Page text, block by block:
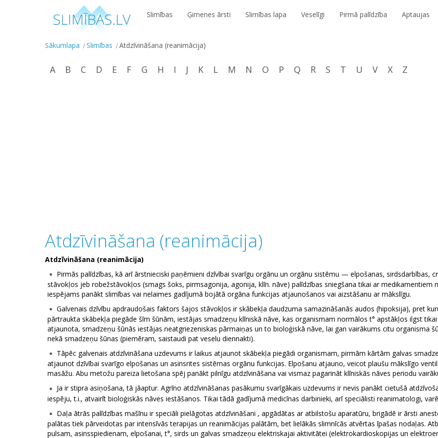
Slimības Ģimenes ārsti Slimības lapa Veselīgi Pirmā palīdzība Aptaujas
Sākumlapa Slimības Atdzīvināšana (reanimācija)
A B C D E F G H I J K L M N O P Q R S T U V X Z
Atdzīvināšana (reanimācija)
Atdzīvināšana (reanimācija)
Pirmās palīdzības, kā arī ārstnieciski paņēmieni dzīvībai svarīgu orgānu un orgānu sistēmu — elpošanas, sirdsdarbības,
stāvokļos jeb robežstāvokļos (smags šoks, pirmsagonija, agonija, klīn. nāve) palīdzības sniegšana tikai ar
iespējams panākt slimības vai nelaimes gadījumā bojātā orgāna funkcijas atjaunošanos vai aizstāšanu ar mākslīgu.
Galvenais dzīvību apdraudošais faktors šajos stāvokļos ir skābekļa daudzuma samazināšanās audos (hipoksija), pret
pārtraukta skābekļa piegāde šīm šūnām, iestājas smadzeņu klīniskā nāve, kas organismam normālos t° apstākļos ilgst
atjaunota, smadzeņu šūnās iestājas neatgriezeniskas pārmaiņas un to bioloģiskā nāve, lai gan vairākums citu organisma
nekā smadzeņu šūnas (piemēram, saistaudi pat veselu diennakti).
Tāpēc galvenais atdzīvināšana uzdevums ir laikus atjaunot skābekļa piegādi organismam, pirmām kārtām galvas
atjaunot dzīvībai svarīgo elpošanas un asinsrites sistēmas orgānu funkcijas. Elpošanu atjauno, veicot plaušu mākslīgo
masāžu. Abu metožu pareiza lietošana spēj panākt pilnīgu atdzīvināšana vai vismaz pagarināt klīniskās nāves periodu
Ja ir stipra asiņošana, tā jāaptur. Agrīno atdzīvināšanas pasākumu svarīgākais uzdevums ir nevis panākt cietušā
iespēju, t.i., atvairīt bioloģiskās nāves iestāšanos. Tikai tādā gadījumā medicīnas darbinieki, arī speciālisti reanimatologi,
Daļa ātrās palīdzības mašīnu ir speciāli pielāgotas atdzīvināšani , apgādātas ar atbilstošu aparatūru, brigādē ir ārsti
palātas tiek pārveidotas par intensīvās terapijas un reanimācijas palātām, bet lielākās slimnīcās atvērtas īpašas nodaļas.
pulsam, asinsspiedienam, elpošanai, t°, sirds un galvas smadzeņu elektriskajai aktivitātei (elektrokardioskopijas un